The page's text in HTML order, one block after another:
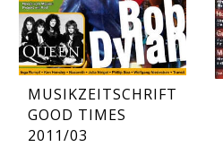
MUSIKZEITSCHRIFT
GOOD TIMES
2011/03